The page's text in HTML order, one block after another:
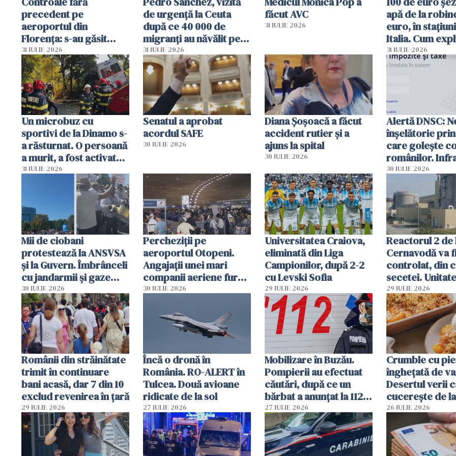
precedent pe
aeroportul din
Florența: s-au găsit
capete de aligator și o
sumă imensă de bani
31 IULIE 2026
de urgență la Ceuta
după ce 40 000 de
migranți au năvălit pe
teritoriul spaniol: „Vom
mobiliza toate
resursele"
31 IULIE 2026
făcut AVC
31 IULIE 2026
apă de la
euro, în
Italia. Cum
autoritățile
31 IULIE 2026
Un microbuz cu
sportivi de la Dinamo s-
a răsturnat. O persoană
a murit, a fost activat
planul roșu de
31 IULIE 2026
Senatul a aprobat
acordul SAFE
30 IULIE 2026
Diana Șoșoacă a făcut
accident rutier și a
ajuns la spital
30 IULIE 2026
Alertă DNSC:
înșelătorie prin
care golește
românilor.
folosesc
Ghișeul.ro și
Române
30 IULIE 2026
Mii de ciobani
protestează la ANSVSA
și la Guvern. Îmbrânceli
cu jandarmii și gaze
lacrimogene
30 IULIE 2026
Percheziții pe
aeroportul Otopeni.
Angajații unei mari
companii aeriene furau
parfumuri, ceasuri și
vânzării
30 IULIE 2026
Universitatea Craiova,
eliminată din Liga
Campionilor, după 2-2
cu Levski Sofia
29 IULIE 2026
Reactorul 2 de
Cernavodă va
controlat, din
secetei.
deja oprită
29 IULIE 2026
Românii din străinătate
trimit în continuare
bani acasă, dar 7 din 10
exclud revenirea în țară
29 IULIE 2026
Încă o dronă în
România. RO-ALERT în
Tulcea. Două avioane
ridicate de la sol
27 IULIE 2026
Mobilizare în Buzău.
Pompierii au efectuat
căutări, după ce un
bărbat a anunțat la 112
că a văzut un obiect
luminos
27 IULIE 2026
Crumble cu
înghețată de
Desertul verii
cucerește de
lingură
26 IULIE 2026